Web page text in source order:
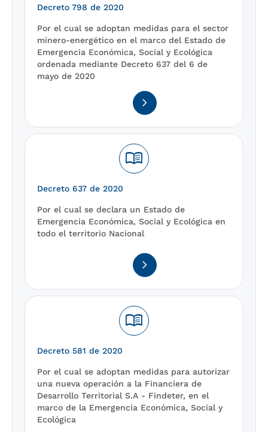
Decreto 798 de 2020
Por el cual se adoptan medidas para el sector
minero-energético en el marco del Estado de
Emergencia Económica, Social y Ecológica
ordenada mediante Decreto 637 del 6 de
mayo de 2020
navigate_next
menu_book
Decreto 637 de 2020
Por el cual se declara un Estado de
Emergencia Económica, Social y Ecológica en
todo el territorio Nacional
navigate_next
menu_book
Decreto 581 de 2020
Por el cual se adoptan medidas para autorizar
una nueva operación a la Financiera de
Desarrollo Territorial S.A - Findeter, en el
marco de la Emergencia Económica, Social y
Ecológica